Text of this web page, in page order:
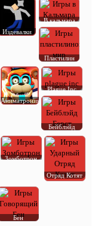
Издевалки
В кальмара
Пластилин
Аниматроник
Plague Inc
Бейблэйд
Зомботрон
Отряд Котят
Бен